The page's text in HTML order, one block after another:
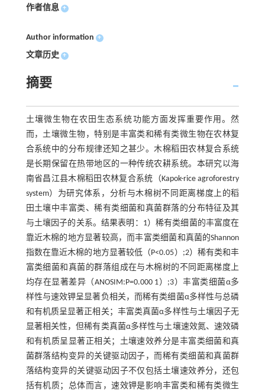
作者信息 +
Author information +
文章历史 +
摘要
土壤微生物在农田生态系统功能方面发挥重要作用。然
而，土壤微生物，特别是丰富类和稀有类微生物在农林复
合系统中的分布规律还知之甚少。木棉稻田农林复合系统
是长期保留在热带地区的一种传统农耕系统。本研究以海
南省昌江县木棉稻田农林复合系统（Kapok-rice agroforestry
system）为研究体系，分析与木棉树不同距离梯度上的稻
田土壤中丰富类、稀有类细菌和真菌群落的分布特征及其
与土壤因子的关系。结果表明：1）稀有类细菌的丰富度在
靠近木棉的地方显著较高，而丰富类细菌和真菌的Shannon
指数在靠近木棉的地方显著较低（P<0.05）;2）稀有类和丰
富类细菌和真菌的群落组成在与木棉树的不同距离梯度上
均存在显著差异（ANOSIM:P=0.000 1）;3）丰富类细菌α多
样性与速效钾呈显著负相关，而稀有类细菌α多样性与总磷
和有机质呈显著正相关；丰富类真菌α多样性与土壤因子无
显著相关性，但稀有类真菌α多样性与土壤速效氮、速效磷
和有机质呈显著正相关；土壤速效养分是丰富类细菌和真
菌群落结构变异的关键驱动因子，而稀有类细菌和真菌群
落结构变异的关键驱动因子不仅包括土壤速效养分，还包
括有机质；总体而言，速效钾是影响丰富类和稀有类微生